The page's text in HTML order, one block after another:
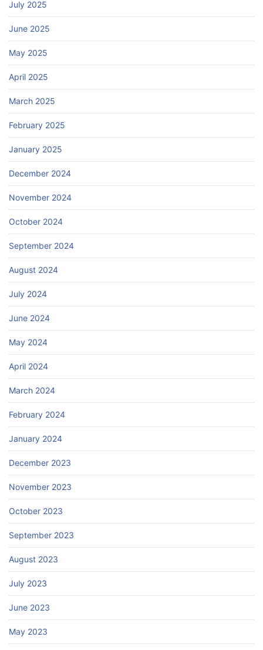
July 2025
June 2025
May 2025
April 2025
March 2025
February 2025
January 2025
December 2024
November 2024
October 2024
September 2024
August 2024
July 2024
June 2024
May 2024
April 2024
March 2024
February 2024
January 2024
December 2023
November 2023
October 2023
September 2023
August 2023
July 2023
June 2023
May 2023